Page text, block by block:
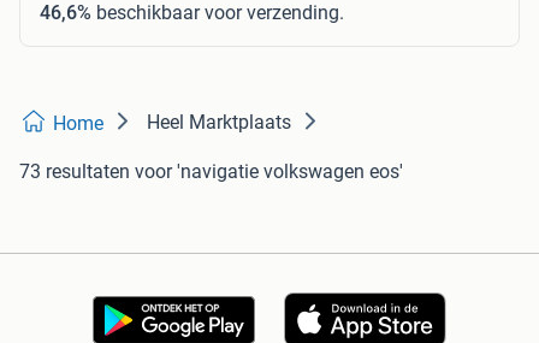
46,6% beschikbaar voor verzending.
Home Heel Marktplaats
73 resultaten voor 'navigatie volkswagen eos'